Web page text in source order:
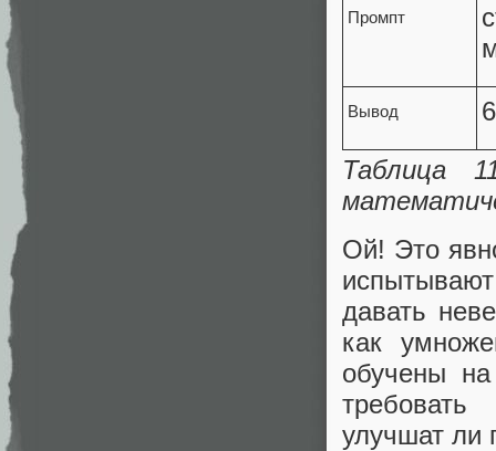
Промпт
Вывод
Таблица
Ой! Это
давать
как
обучены
улучшат ли